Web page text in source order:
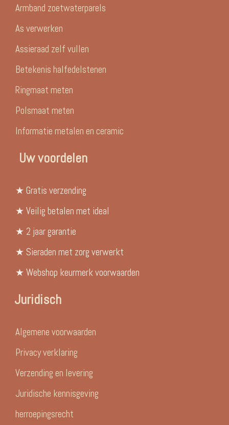
Armband zoetwaterparels
As verwerken
Assieraad zelf vullen
Betekenis halfedelstenen
Ringmaat meten
Polsmaat meten
Informatie metalen en ceramic
Uw voordelen
★ Gratis verzending
★ Veilig betalen met ideal
★ 2 jaar garantie
★ Sieraden met zorg verwerkt
★ Webshop keurmerk voorwaarden
Juridisch
Algemene voorwaarden
Privacy verklaring
Verzending en levering
Juridische kennisgeving
herroepingsrecht